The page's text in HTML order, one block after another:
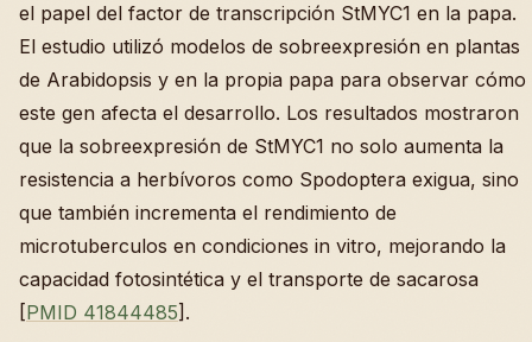
el papel del factor de transcripción StMYC1 en la papa.
El estudio utilizó modelos de sobreexpresión en plantas
de Arabidopsis y en la propia papa para observar cómo
este gen afecta el desarrollo. Los resultados mostraron
que la sobreexpresión de StMYC1 no solo aumenta la
resistencia a herbívoros como Spodoptera exigua, sino
que también incrementa el rendimiento de
microtuberculos en condiciones in vitro, mejorando la
capacidad fotosintética y el transporte de sacarosa
[PMID 41844485].